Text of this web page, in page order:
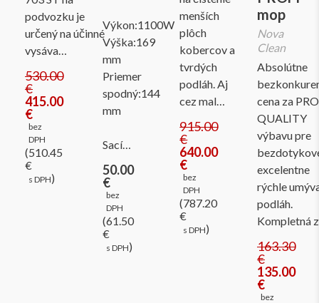
podvozku je
určený na účinné
vysáva…
530.00
€
415.00
€
bez
DPH
(510.45
€
s DPH)
Výkon:1100W
Výška:169
mm
Priemer
spodný:144
mm
Sací…
50.00
€
bez
DPH
(61.50
€
s DPH)
menších
plôch
kobercov a
tvrdých
podláh. Aj
cez mal…
915.00
€
640.00
€
bez
DPH
(787.20
€
s DPH)
mop
Nova
Clean
Absolútne
cena za
QUALITY
výbavu pre
excelentne
rýchle
podláh.
Kompletná
163.30
€
135.00
€
bez